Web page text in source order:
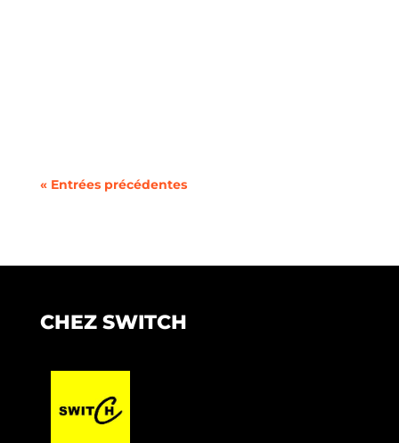
« Entrées précédentes
CHEZ SWITCH